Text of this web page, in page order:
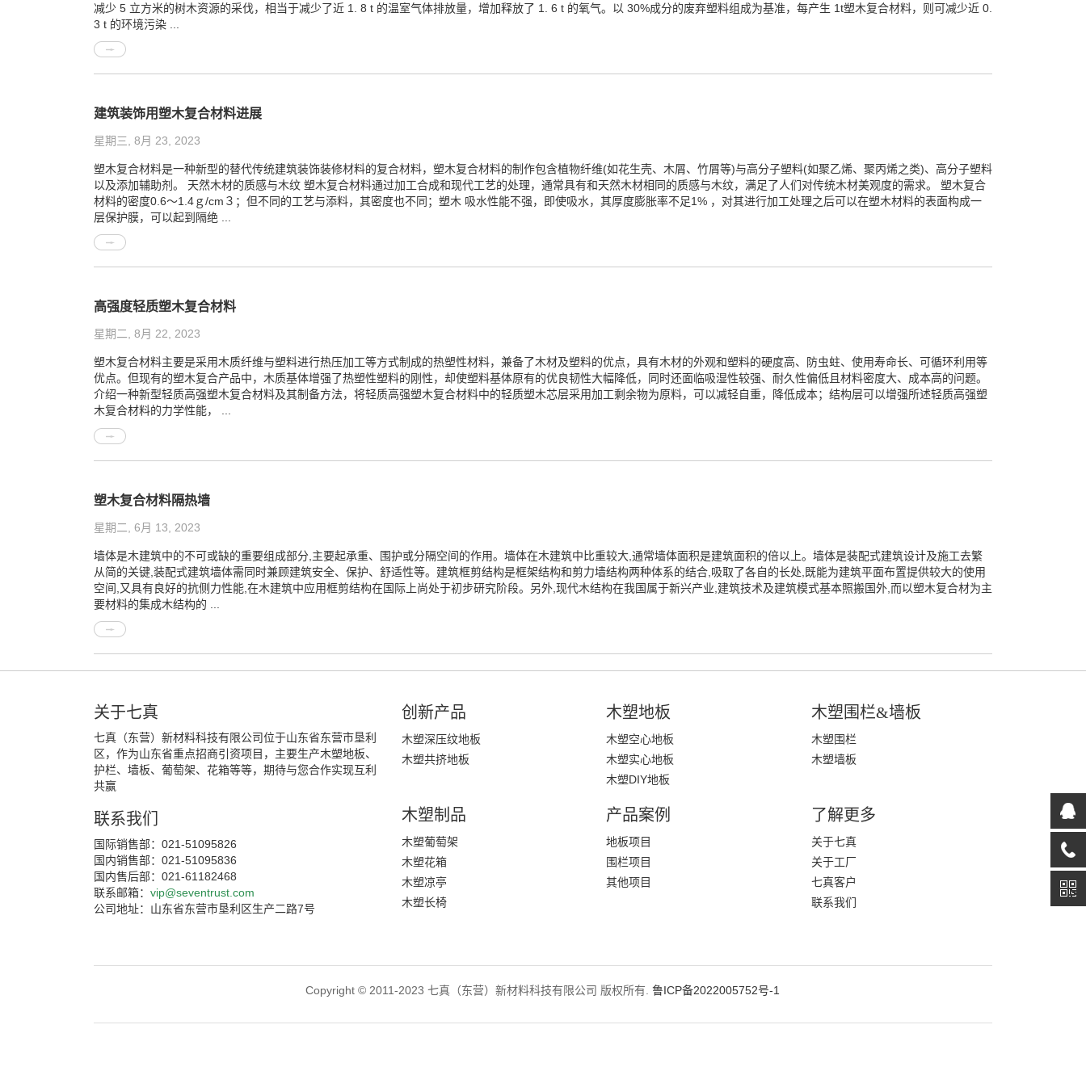
减少 5 立方米的树木资源的采伐，相当于减少了近 1. 8 t 的温室气体排放量，增加释放了 1. 6 t 的氧气。以 30%成分的废弃塑料组成为基准，每产生 1t塑木复合材料，则可减少近 0.
3 t 的环境污染 ...
建筑装饰用塑木复合材料进展
星期三, 8月 23, 2023
塑木复合材料是一种新型的替代传统建筑装饰装修材料的复合材料，塑木复合材料的制作包含植物纤维(如花生壳、木屑、竹屑等)与高分子塑料(如聚乙烯、聚丙烯之类)、高分子塑料
以及添加辅助剂。 天然木材的质感与木纹 塑木复合材料通过加工合成和现代工艺的处理，通常具有和天然木材相同的质感与木纹，满足了人们对传统木材美观度的需求。 塑木复合
材料的密度0.6～1.4ｇ/cm３；但不同的工艺与添料，其密度也不同；塑木 吸水性能不强，即使吸水，其厚度膨胀率不足1% ，对其进行加工处理之后可以在塑木材料的表面构成一
层保护膜，可以起到隔绝 ...
高强度轻质塑木复合材料
星期二, 8月 22, 2023
塑木复合材料主要是采用木质纤维与塑料进行热压加工等方式制成的热塑性材料，兼备了木材及塑料的优点，具有木材的外观和塑料的硬度高、防虫蛀、使用寿命长、可循环利用等
优点。但现有的塑木复合产品中，木质基体增强了热塑性塑料的刚性，却使塑料基体原有的优良韧性大幅降低，同时还面临吸湿性较强、耐久性偏低且材料密度大、成本高的问题。
介绍一种新型轻质高强塑木复合材料及其制备方法，将轻质高强塑木复合材料中的轻质塑木芯层采用加工剩余物为原料，可以减轻自重，降低成本；结构层可以增强所述轻质高强塑
木复合材料的力学性能， ...
塑木复合材料隔热墙
星期二, 6月 13, 2023
墙体是木建筑中的不可或缺的重要组成部分,主要起承重、围护或分隔空间的作用。墙体在木建筑中比重较大,通常墙体面积是建筑面积的倍以上。墙体是装配式建筑设计及施工去繁
从简的关键,装配式建筑墙体需同时兼顾建筑安全、保护、舒适性等。建筑框剪结构是框架结构和剪力墙结构两种体系的结合,吸取了各自的长处,既能为建筑平面布置提供较大的使用
空间,又具有良好的抗侧力性能,在木建筑中应用框剪结构在国际上尚处于初步研究阶段。另外,现代木结构在我国属于新兴产业,建筑技术及建筑模式基本照搬国外,而以塑木复合材为主
要材料的集成木结构的 ...
关于七真
七真（东营）新材料科技有限公司位于山东省东营市垦利
区，作为山东省重点招商引资项目，主要生产木塑地板、
护栏、墙板、葡萄架、花箱等等，期待与您合作实现互利
共赢
联系我们
国际销售部：021-51095826
国内销售部：021-51095836
国内售后部：021-61182468
联系邮箱： vip@seventrust.com
公司地址：山东省东营市垦利区生产二路7号
创新产品
木塑深压纹地板
木塑共挤地板
木塑地板
木塑空心地板
木塑实心地板
木塑DIY地板
木塑围栏&墙板
木塑围栏
木塑墙板
木塑制品
木塑葡萄架
木塑花箱
木塑凉亭
木塑长椅
产品案例
地板项目
围栏项目
其他项目
了解更多
关于七真
关于工厂
七真客户
联系我们
Copyright © 2011-2023 七真（东营）新材料科技有限公司 版权所有.鲁ICP备2022005752号-1